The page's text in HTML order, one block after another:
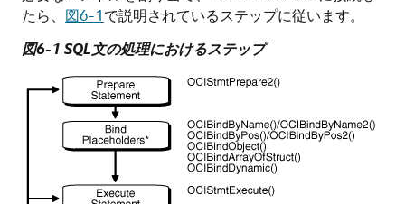
たら、 図6-1で説明されているステップに従います。
図6-1 SQL文の処理におけるステップ